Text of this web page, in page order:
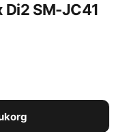
SM-JC41